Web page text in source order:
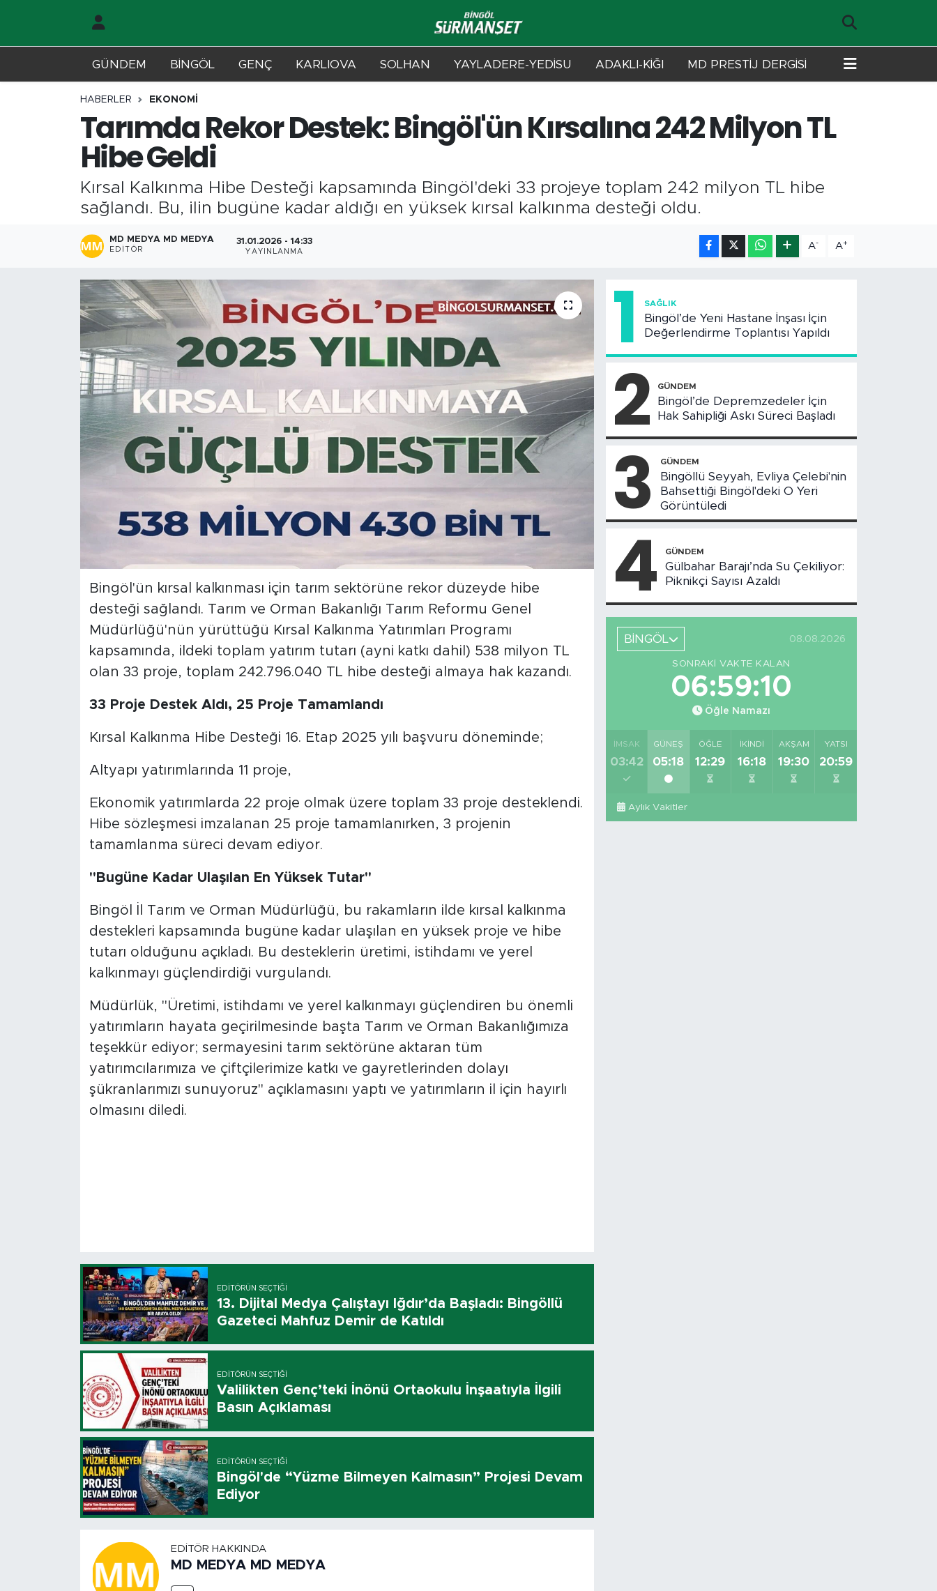
GÜNDEM BİNGÖL GENÇ KARLIOVA SOLHAN YAYLADERE-YEDİSU ADAKLI-KİĞI MD PRESTİJ DERGİSİ
HABERLER EKONOMİ
Tarımda Rekor Destek: Bingöl'ün Kırsalına 242 Milyon TL
Hibe Geldi
Kırsal Kalkınma Hibe Desteği kapsamında Bingöl'deki 33 projeye toplam 242 milyon TL hibe
sağlandı. Bu, ilin bugüne kadar aldığı en yüksek kırsal kalkınma desteği oldu.
MD MEDYA MD MEDYA
EDITÖR
31.01.2026 - 14:33
YAYINLANMA
A- A+
Bingöl'ün kırsal kalkınması için tarım sektörüne rekor düzeyde hibe
desteği sağlandı. Tarım ve Orman Bakanlığı Tarım Reformu Genel
Müdürlüğü'nün yürüttüğü Kırsal Kalkınma Yatırımları Programı
kapsamında, ildeki toplam yatırım tutarı (ayni katkı dahil) 538 milyon TL
olan 33 proje, toplam 242.796.040 TL hibe desteği almaya hak kazandı.
33 Proje Destek Aldı, 25 Proje Tamamlandı
Kırsal Kalkınma Hibe Desteği 16. Etap 2025 yılı başvuru döneminde;
Altyapı yatırımlarında 11 proje,
Ekonomik yatırımlarda 22 proje olmak üzere toplam 33 proje desteklendi.
Hibe sözleşmesi imzalanan 25 proje tamamlanırken, 3 projenin
tamamlanma süreci devam ediyor.
"Bugüne Kadar Ulaşılan En Yüksek Tutar"
Bingöl İl Tarım ve Orman Müdürlüğü, bu rakamların ilde kırsal kalkınma
destekleri kapsamında bugüne kadar ulaşılan en yüksek proje ve hibe
tutarı olduğunu açıkladı. Bu desteklerin üretimi, istihdamı ve yerel
kalkınmayı güçlendirdiği vurgulandı.
Müdürlük, "Üretimi, istihdamı ve yerel kalkınmayı güçlendiren bu önemli
yatırımların hayata geçirilmesinde başta Tarım ve Orman Bakanlığımıza
teşekkür ediyor; sermayesini tarım sektörüne aktaran tüm
yatırımcılarımıza ve çiftçilerimize katkı ve gayretlerinden dolayı
şükranlarımızı sunuyoruz" açıklamasını yaptı ve yatırımların il için hayırlı
olmasını diledi.
EDITÖRÜN SEÇTIĞI
13. Dijital Medya Çalıştayı Iğdır’da Başladı: Bingöllü
Gazeteci Mahfuz Demir de Katıldı
EDITÖRÜN SEÇTIĞI
Valilikten Genç’teki İnönü Ortaokulu İnşaatıyla İlgili
Basın Açıklaması
EDITÖRÜN SEÇTIĞI
Bingöl'de “Yüzme Bilmeyen Kalmasın” Projesi Devam
Ediyor
EDITÖR HAKKINDA
MD MEDYA MD MEDYA
1 SAĞLIK
Bingöl’de Yeni Hastane İnşası İçin
Değerlendirme Toplantısı Yapıldı
2 GÜNDEM
Bingöl’de Depremzedeler İçin
Hak Sahipliği Askı Süreci Başladı
3 GÜNDEM
Bingöllü Seyyah, Evliya Çelebi'nin
Bahsettiği Bingöl'deki O Yeri
Görüntüledi
4 GÜNDEM
Gülbahar Barajı’nda Su Çekiliyor:
Piknikçi Sayısı Azaldı
BİNGÖL 08.08.2026
SONRAKI VAKTE KALAN
06:59:09
Öğle Namazı
İMSAK
03:42
GÜNEŞ
05:18
ÖĞLE
12:29
İKINDI
16:18
AKŞAM
19:30
YATSI
20:59
Aylık Vakitler
Karlıova
Adaklı-Kiğı
Siyaset
Yaşam
Hava Durumu
Bingöl Kaza Haberleri
Merkez Trafik Yoğunluk Haritası
Süper Lig Puan Durumu ve Fikstür
Tüm Manşetler